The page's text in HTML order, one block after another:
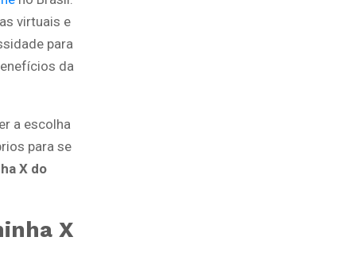
virtuais e
para
da
a escolha
para se
X do
X